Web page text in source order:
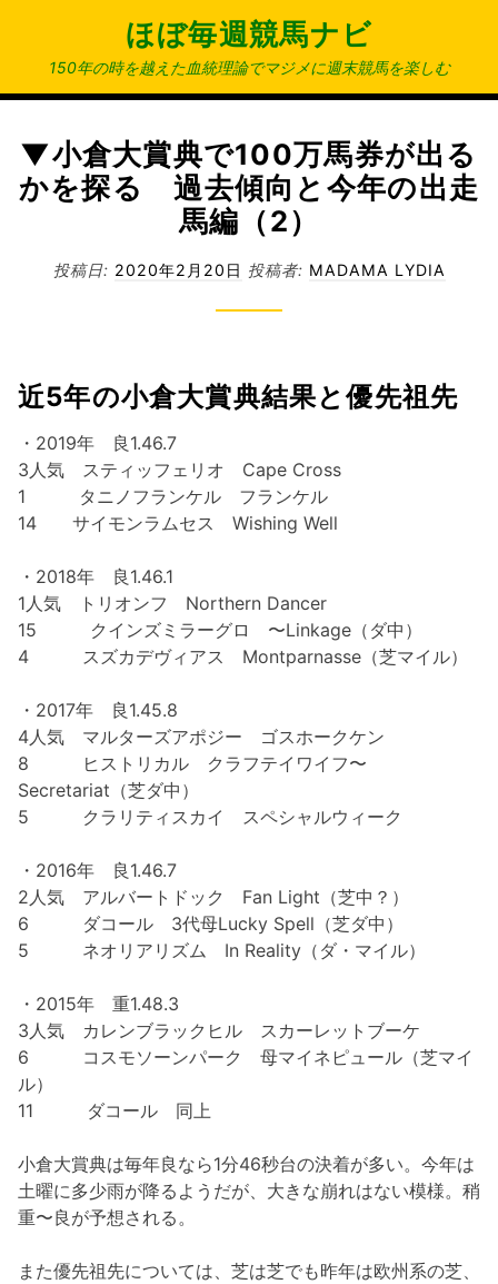
ン
ほぼ毎週競馬ナビ
150年の時を越えた血統理論でマジメに週末競馬を楽しむ
▼小倉大賞典で100万馬券が出る
かを探る 過去傾向と今年の出走
馬編（2）
投稿日: 2020年2月20日 投稿者: MADAMA LYDIA
近5年の小倉大賞典結果と優先祖先
・2019年 良1.46.7
3人気 スティッフェリオ Cape Cross
1 タニノフランケル フランケル
14 サイモンラムセス Wishing Well
・2018年 良1.46.1
1人気 トリオンフ Northern Dancer
15 クインズミラーグロ 〜Linkage（ダ中）
4 スズカデヴィアス Montparnasse（芝マイル）
・2017年 良1.45.8
4人気 マルターズアポジー ゴスホークケン
8 ヒストリカル クラフテイワイフ〜
Secretariat（芝ダ中）
5 クラリティスカイ スペシャルウィーク
・2016年 良1.46.7
2人気 アルバートドック Fan Light（芝中？）
6 ダコール 3代母Lucky Spell（芝ダ中）
5 ネオリアリズム In Reality（ダ・マイル）
・2015年 重1.48.3
3人気 カレンブラックヒル スカーレットブーケ
6 コスモソーンパーク 母マイネピュール（芝マイ
ル）
11 ダコール 同上
小倉大賞典は毎年良なら1分46秒台の決着が多い。今年は
土曜に多少雨が降るようだが、大きな崩れはない模様。稍
重〜良が予想される。
また優先祖先については、芝は芝でも昨年は欧州系の芝、